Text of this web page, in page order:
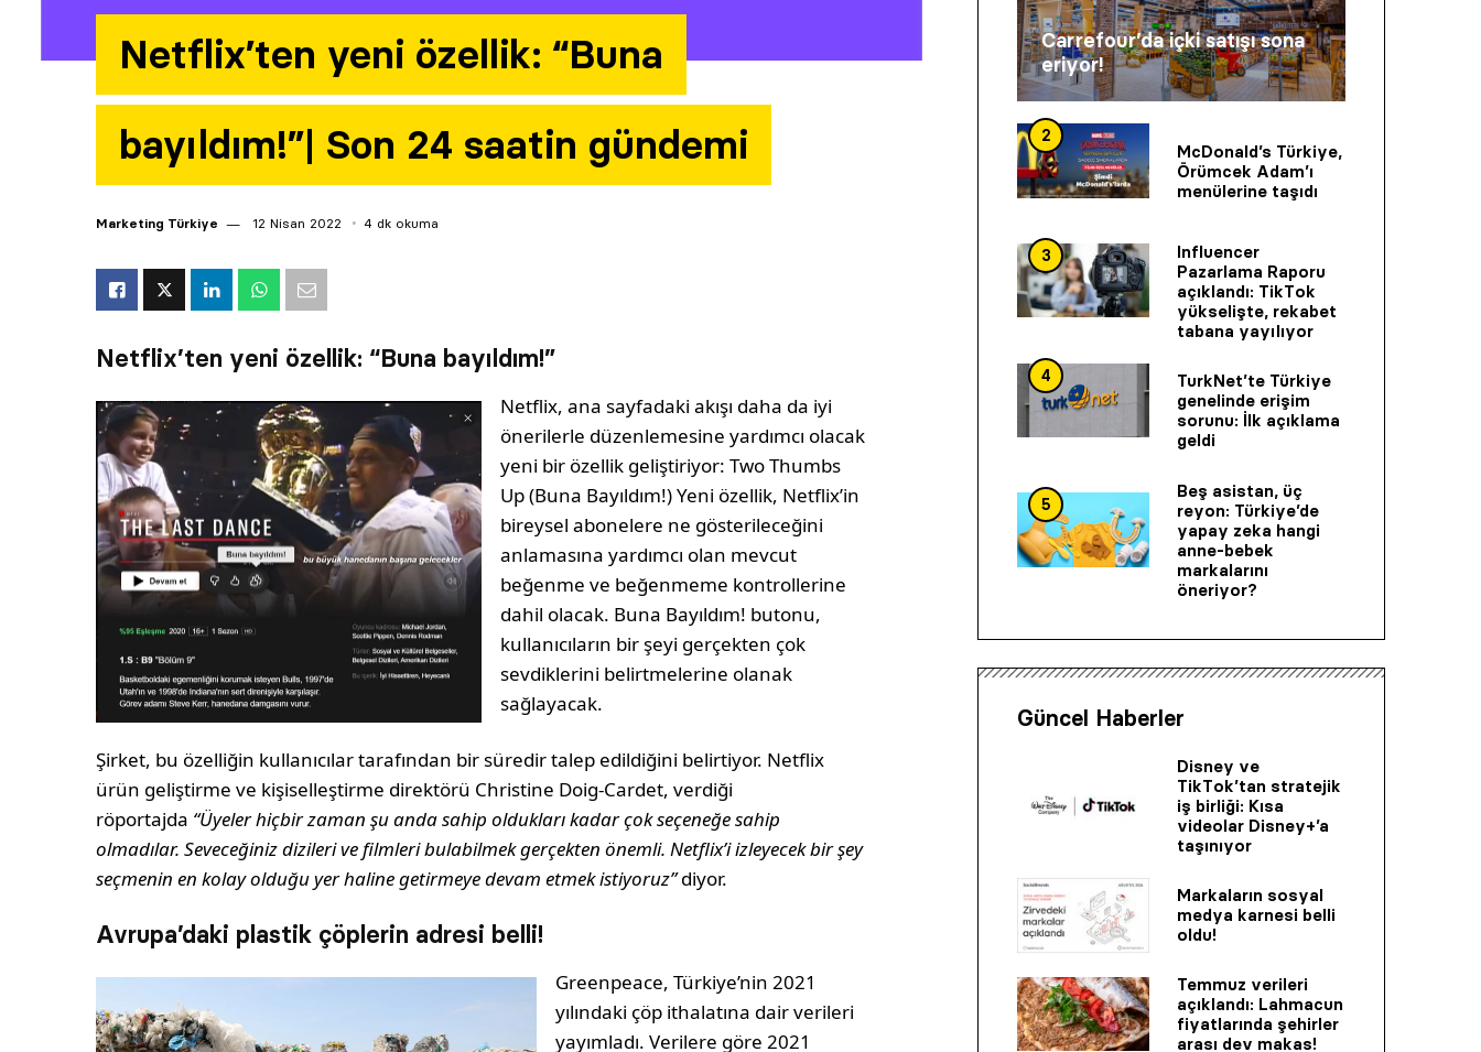
Netflix’ten yeni özellik: “Buna
bayıldım!”| Son 24 saatin gündemi
Marketing Türkiye 12 Nisan 2022 4 dk okuma
Netflix’ten yeni özellik: “Buna bayıldım!”
Netflix, ana sayfadaki akışı daha da iyi
önerilerle düzenlemesine yardımcı olacak
yeni bir özellik geliştiriyor: Two Thumbs
Up (Buna Bayıldım!) Yeni özellik, Netflix’in
bireysel abonelere ne gösterileceğini
anlamasına yardımcı olan mevcut
beğenme ve beğenmeme kontrollerine
dahil olacak. Buna Bayıldım! butonu,
kullanıcıların bir şeyi gerçekten çok
sevdiklerini belirtmelerine olanak
sağlayacak.
Şirket, bu özelliğin kullanıcılar tarafından bir süredir talep edildiğini belirtiyor. Netflix
ürün geliştirme ve kişiselleştirme direktörü Christine Doig-Cardet, verdiği
röportajda “Üyeler hiçbir zaman şu anda sahip oldukları kadar çok seçeneğe sahip
olmadılar. Seveceğiniz dizileri ve filmleri bulabilmek gerçekten önemli. Netflix’i izleyecek bir şey
seçmenin en kolay olduğu yer haline getirmeye devam etmek istiyoruz”diyor.
Avrupa’daki plastik çöplerin adresi belli!
Greenpeace, Türkiye’nin 2021
yılındaki çöp ithalatına dair verileri
yayımladı. Verilere göre 2021
Carrefour’da içki satışı sona
eriyor!
2
McDonald’s Türkiye,
Örümcek Adam’ı
menülerine taşıdı
3
Influencer
Pazarlama Raporu
açıklandı: TikTok
yükselişte, rekabet
tabana yayılıyor
4
TurkNet’te Türkiye
genelinde erişim
sorunu: İlk açıklama
geldi
5
Beş asistan, üç
reyon: Türkiye’de
yapay zeka hangi
anne-bebek
markalarını
öneriyor?
Güncel Haberler
Disney ve
TikTok’tan stratejik
iş birliği: Kısa
videolar Disney+’a
taşınıyor
Markaların sosyal
medya karnesi belli
oldu!
Temmuz verileri
açıklandı: Lahmacun
fiyatlarında şehirler
arası dev makas!